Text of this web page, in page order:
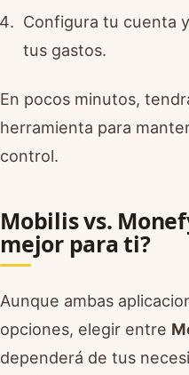
Configura tu cuenta
tus gastos.
En pocos minutos,
herramienta para
control.
Mobilis vs.
mejor para ti?
Aunque ambas
opciones, elegir entre
dependerá de tus